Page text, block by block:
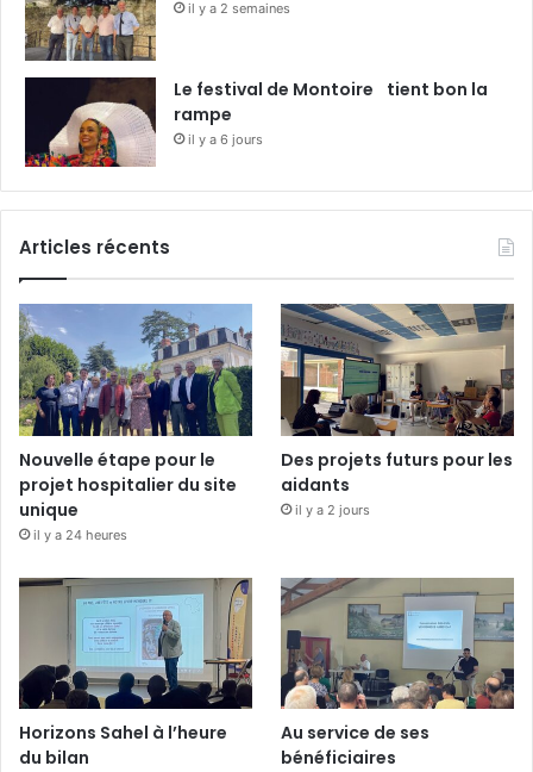
il y a 2 semaines
Le festival de Montoire tient bon la
rampe
il y a 6 jours
Articles récents
Nouvelle étape pour le
projet hospitalier du site
unique
il y a 24 heures
Des projets futurs pour les
aidants
il y a 2 jours
Horizons Sahel à l’heure
du bilan
Au service de ses
bénéficiaires